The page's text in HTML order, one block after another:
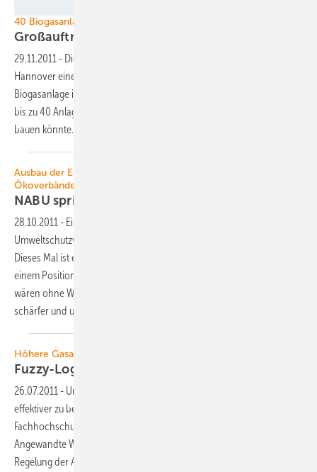
40 Biogasanlagen à 3 Megawatt in Aussicht
Großauftrag für Bebra in
29.11.2011 - Die Bebra Biogas Holding AG hat auf der Agritechnica in
Hannover einen Großauftrag zum Bau einer 3-Megawatt-
Biogasanlage in Osteuropa erhalten. Es steht in Aussicht, dass Bebra
bis zu 40 Anlagen in den nächsten zehn Jahren für den Investor
bauen könnte.
Ausbau der Erneuerbaren Energien und Ungemach der
Ökoverbände
NABU spricht sich gegen Biogas
28.10.2011 - Ein neuerliches Papier von Seiten der
Umweltschutzverbände zum Thema Biogas erhitzt die Gemüter.
Dieses Mal ist es der Landesverband Schleswig-Holstein des NABU mit
einem Positionspapier. Ein schon bekanntes Fazit: Biogasanlagen
wären ohne Wenn und Aber umweltschädlich. Doch der Ton wird
schärfer und und das Ganze zunehmend
Höhere Gasausbeute
Fuzzy-Logikregelung in einer
26.07.2011 - Um Biogasanlagen im Sinne einer höheren Gasausbeute
effektiver zu bewirtschaften sind innovative Lösungen gefragt. Die
Fachhochschule Nordhausen (FHN) und die Hochschule für
Angewandte Wissenschaften in Hamburg (HAW) setzen dabei auf die
Regelung der Anlagen mittels Fuzzy-Logik, eine Regelungsart, die sich